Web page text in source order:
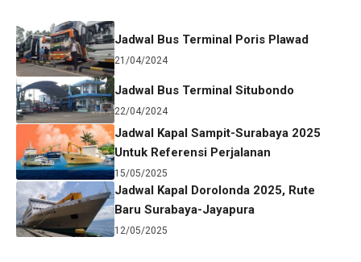
Jadwal Bus Terminal Poris Plawad
21/04/2024
Jadwal Bus Terminal Situbondo
22/04/2024
Jadwal Kapal Sampit-Surabaya 2025
Untuk Referensi Perjalanan
15/05/2025
Jadwal Kapal Dorolonda 2025, Rute
Baru Surabaya-Jayapura
12/05/2025